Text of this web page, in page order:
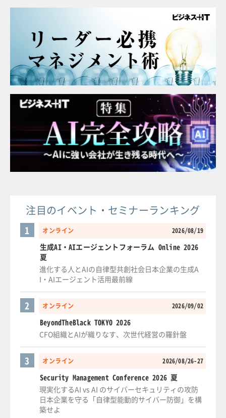
注目のイベント・セミナーランキング
オンライン 2026/08/19
1
生成AI・AIエージェントフォーラム Online 2026
夏
進化する人とAIの自律型共創社会日本企業の生成A
I・AIエージェント活用最前線
オンライン 2026/09/02
2
BeyondTheBlack TOKYO 2026
CFO組織とAIが織りなす、次世代経営の羅針盤
オンライン 2026/08/26-27
3
Security Management Conference 2026 夏
現実化するAI vs AI のサイバーセキュリティの攻防
日本企業を守る「自律型能動的サイバー防御」を構
築せよ